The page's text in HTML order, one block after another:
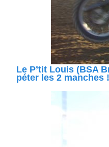
Le P’tit Louis (BSA
péter les 2 manches !